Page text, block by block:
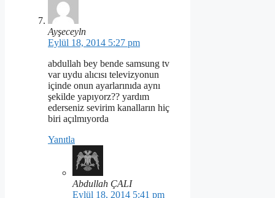
Ayşeceyln
Eylül 18, 2014 5:27 pm
abdullah bey bende samsung tv
var uydu alıcısı televizyonun
içinde onun ayarlarınıda aynı
şekilde yapıyorz?? yardım
ederseniz sevirim kanalların hiç
biri açılmıyorda
Yanıtla
Abdullah ÇALI
Eylül 18, 2014 5:41 pm